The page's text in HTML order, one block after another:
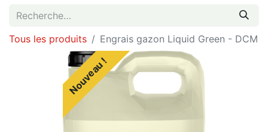
Tous les produits Engrais gazon Liquid Green - DCM
Nouveau !